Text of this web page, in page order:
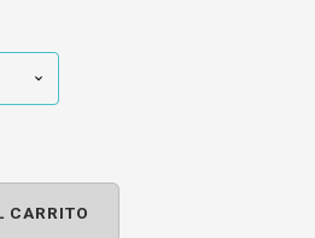
CARRITO